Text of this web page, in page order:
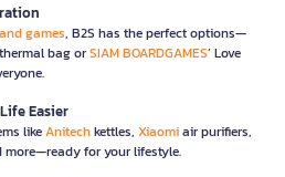
games, B2S has the perfect options—
thermal bag orSIAM BOARDGAMES’ Love
Easier
likeAnitechkettles, Xiaomiair purifiers,
more—ready for your lifestyle.